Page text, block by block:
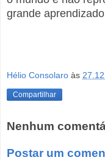
grande
Hélio Consolaro às
Compartilhar
Nenhum
Postar um